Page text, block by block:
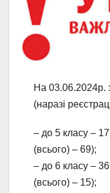
На 03.06.2024р.
(наразі
– до 5 класу –
(всього) – 69);
– до 6 класу –
(всього) – 15);